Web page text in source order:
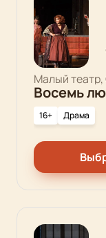
Малый
Восемь
16+ Драма